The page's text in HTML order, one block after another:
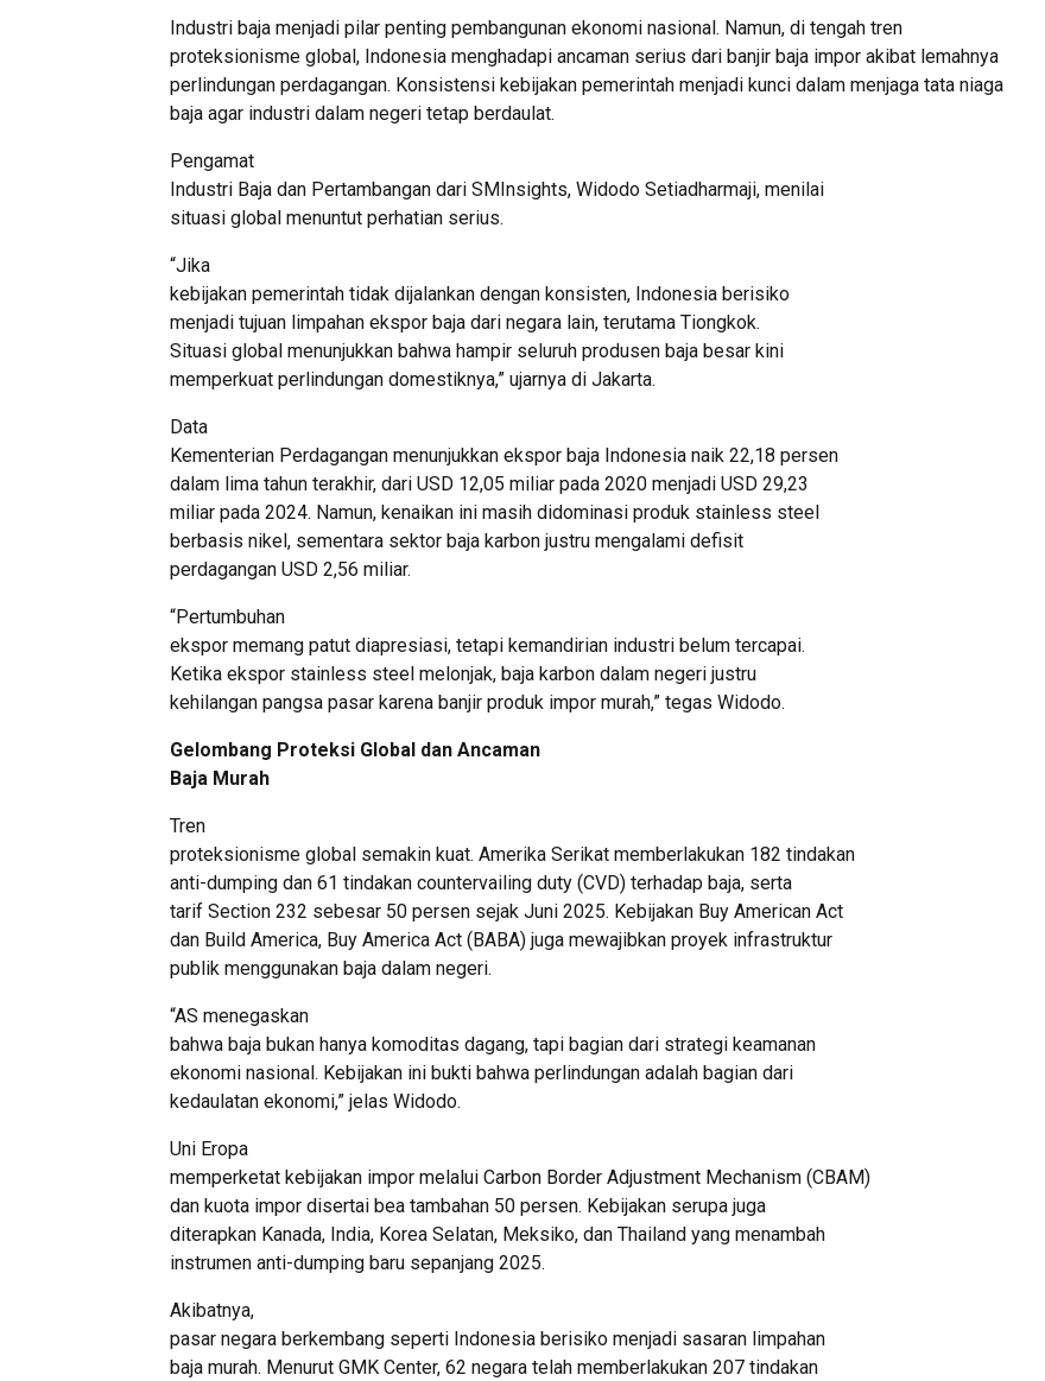
Industri baja menjadi pilar penting pembangunan ekonomi nasional. Namun, di tengah tren
proteksionisme global, Indonesia menghadapi ancaman serius dari banjir baja impor akibat lemahnya
perlindungan perdagangan. Konsistensi kebijakan pemerintah menjadi kunci dalam menjaga tata niaga
baja agar industri dalam negeri tetap berdaulat.
Pengamat
Industri Baja dan Pertambangan dari SMInsights, Widodo Setiadharmaji, menilai
situasi global menuntut perhatian serius.
“Jika
kebijakan pemerintah tidak dijalankan dengan konsisten, Indonesia berisiko
menjadi tujuan limpahan ekspor baja dari negara lain, terutama Tiongkok.
Situasi global menunjukkan bahwa hampir seluruh produsen baja besar kini
memperkuat perlindungan domestiknya,” ujarnya di Jakarta.
Data
Kementerian Perdagangan menunjukkan ekspor baja Indonesia naik 22,18 persen
dalam lima tahun terakhir, dari USD 12,05 miliar pada 2020 menjadi USD 29,23
miliar pada 2024. Namun, kenaikan ini masih didominasi produk stainless steel
berbasis nikel, sementara sektor baja karbon justru mengalami defisit
perdagangan USD 2,56 miliar.
“Pertumbuhan
ekspor memang patut diapresiasi, tetapi kemandirian industri belum tercapai.
Ketika ekspor stainless steel melonjak, baja karbon dalam negeri justru
kehilangan pangsa pasar karena banjir produk impor murah,” tegas Widodo.
Gelombang Proteksi Global dan Ancaman
Baja Murah
Tren
proteksionisme global semakin kuat. Amerika Serikat memberlakukan 182 tindakan
anti-dumping dan 61 tindakan countervailing duty (CVD) terhadap baja, serta
tarif Section 232 sebesar 50 persen sejak Juni 2025. Kebijakan Buy American Act
dan Build America, Buy America Act (BABA) juga mewajibkan proyek infrastruktur
publik menggunakan baja dalam negeri.
“AS menegaskan
bahwa baja bukan hanya komoditas dagang, tapi bagian dari strategi keamanan
ekonomi nasional. Kebijakan ini bukti bahwa perlindungan adalah bagian dari
kedaulatan ekonomi,” jelas Widodo.
Uni Eropa
memperketat kebijakan impor melalui Carbon Border Adjustment Mechanism (CBAM)
dan kuota impor disertai bea tambahan 50 persen. Kebijakan serupa juga
diterapkan Kanada, India, Korea Selatan, Meksiko, dan Thailand yang menambah
instrumen anti-dumping baru sepanjang 2025.
Akibatnya,
pasar negara berkembang seperti Indonesia berisiko menjadi sasaran limpahan
baja murah. Menurut GMK Center, 62 negara telah memberlakukan 207 tindakan